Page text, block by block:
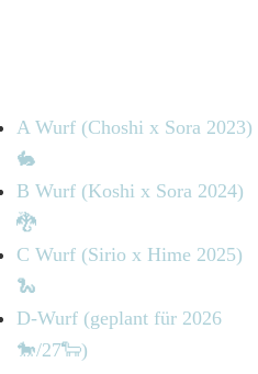
A Wurf (Choshi x Sora 2023)
🐇
B Wurf (Koshi x Sora 2024)
🐉
C Wurf (Sirio x Hime 2025)
🐍
D-Wurf (geplant für 2026
🐎/27🐑)